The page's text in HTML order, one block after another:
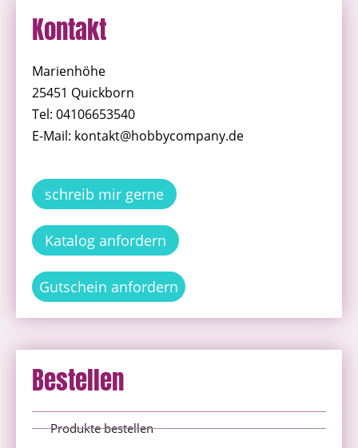
Kontakt
Marienhöhe
25451 Quickborn
Tel: 04106653540
E-Mail: kontakt@hobbycompany.de
schreib mir gerne
Katalog anfordern
Gutschein anfordern
Bestellen
Produkte bestellen